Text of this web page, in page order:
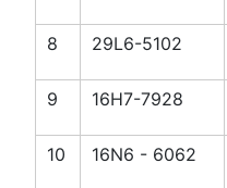
8 29L6-5102
9 16H7-7928
10 16N6 - 6062